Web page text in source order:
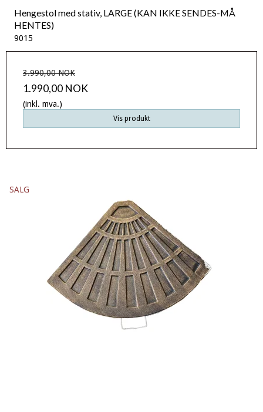
Hengestol med stativ, LARGE (KAN IKKE SENDES-MÅ
HENTES)
9015
3.990,00 NOK
1.990,00 NOK
(inkl. mva.)
Vis produkt
SALG